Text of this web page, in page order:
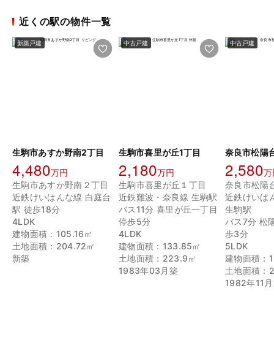
近くの駅の物件一覧
新築戸建
生駒市あすか野南2丁目
4,480万円
生駒市あすか野南２丁目
近鉄けいはんな線 白庭台
駅 徒歩18分
4LDK
建物面積：105.16㎡
土地面積：204.72㎡
新築
中古戸建
生駒市喜里が丘1丁目
2,180万円
生駒市喜里が丘１丁目
近鉄難波・奈良線 生駒駅
バス11分 喜里が丘一丁目
停歩5分
4LDK
建物面積：133.85㎡
土地面積：223.9㎡
1983年03月築
中古戸建
奈良市松陽
2,580万
奈良市松陽
近鉄けいは
生駒駅
バス7分 松
歩3分
5LDK
建物面積：
土地面積：
1982年11